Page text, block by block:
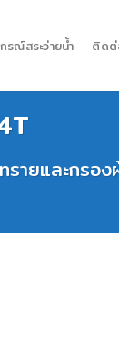
รณ์สระว่ายน้ำ ติดต่
ายและกรอง